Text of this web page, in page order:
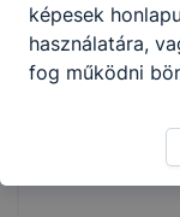
Érettségire
rendelkezők
tanév alatt
képesek
használatára,
fog működni